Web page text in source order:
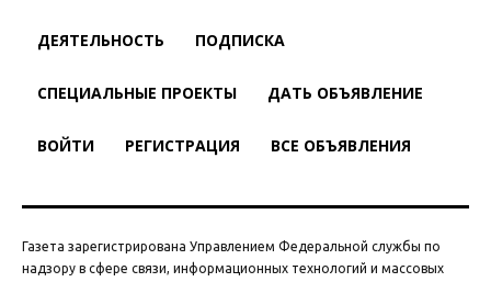
ДЕЯТЕЛЬНОСТЬ ПОДПИСКА
СПЕЦИАЛЬНЫЕ ПРОЕКТЫ ДАТЬ ОБЪЯВЛЕНИЕ
ВОЙТИ РЕГИСТРАЦИЯ ВСЕ ОБЪЯВЛЕНИЯ
Газета зарегистрирована Управлением Федеральной службы по
надзору в сфере связи, информационных технологий и массовых